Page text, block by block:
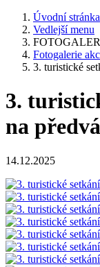
Úvodní stránka
Vedlejší menu
Fotogalerie
3. turistické
3.
na
14.12.2025